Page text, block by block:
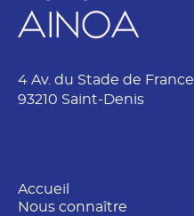
4 Av. du Stade de France
93210 Saint-Denis
Accueil
Nous connaître